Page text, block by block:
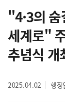
텐
영
역
"4·3의
세계로"
추념식 개
2025.04.02 행정